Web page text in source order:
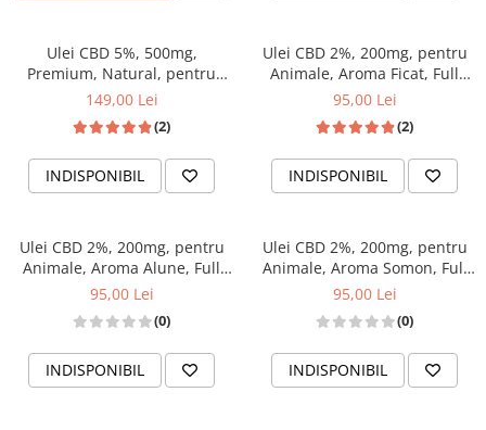
Ulei CBD 5%, 500mg,
Premium, Natural, pentru
Caini, 10ml
149,00 Lei
(2)
INDISPONIBIL
Ulei CBD 2%, 200mg, pentru
Animale, Aroma Ficat, Full
Spectrum, 10ml
95,00 Lei
(2)
INDISPONIBIL
Ulei CBD 2%, 200mg, pentru
Animale, Aroma Alune, Full
Spectrum, 10ml
95,00 Lei
(0)
INDISPONIBIL
Ulei CBD 2%, 200mg, pentru
Animale, Aroma Somon, Full
Spectrum, 10ml
95,00 Lei
(0)
INDISPONIBIL